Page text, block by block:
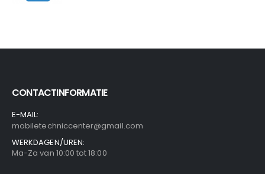
CONTACTINFORMATIE
E-MAIL:
mobiletechniccenter@gmail.com
WERKDAGEN/UREN:
Ma-Za van 10:00 tot 18:00